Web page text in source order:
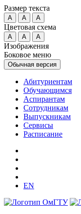
Размер текста
A A A
Цветовая схема
A A A
Изображения
Боковое меню
Обычная версия
Абитуриентам
Обучающимся
Аспирантам
Сотрудникам
Выпускникам
Сервисы
Расписание
EN